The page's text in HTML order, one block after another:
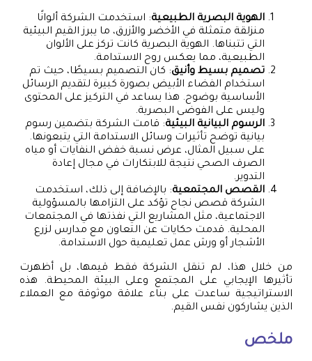
الهوية البصرية الطبيعية: استخدمت الشركة ألوانًا
منزلقة متمثلة في الأخضر والأزرق، ما يبرز القيم البيئية
التي تتبناها. الهوية البصرية كانت تركز على الألوان
الطبيعية، مما يعكس روح الاستدامة.
تصميم بسيط وأنيق: كان التصميم بسيطًا، حيث تم
استخدام الفضاء الأبيض بصورة كبيرة لتقديم الرسائل
الأساسية بوضوح. هذا يساعد في التركيز على المحتوى
وليس على الفوضى البصرية.
الرسوم البيانية البيئية: قامت الشركة بتضمين رسوم
بيانية توضح تأثيرات وسائل الاستدامة التي يتبعونها.
على سبيل المثال، عرض نسبة خفض النفايات أو مياه
الصرف الصحي نتيجة للابتكارات في مجال إعادة
التدوير.
القصص المجتمعية: بالإضافة إلى ذلك، استخدمت
الشركة قصص نجاح تؤكد على التزامها بالمسؤولية
الاجتماعية، مثل المشاريع التي نفذتها في المجتمعات
المحلية. قدمت حكايات عن التعاون مع مدارس لزرع
الأشجار أو ورش عمل تعليمية حول الاستدامة.
من خلال هذا، لم تنقل الشركة فقط قيمها، بل أظهرت
تأثيرها الإيجابي على المجتمع وعلى البيئة المحيطة. هذه
الاستراتيجية ساعدت على بناء علاقة موثوقة مع العملاء
الذين يشاركون نفس القيم.
ملخص